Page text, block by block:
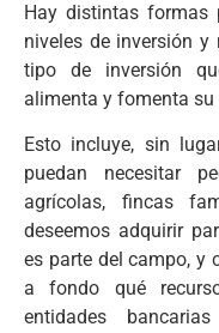
Hay distintas formas
niveles de inversión
tipo de inversión
alimenta y fomenta
Esto incluye, sin
puedan necesitar
agrícolas, fincas
deseemos adquirir
es parte del campo, y
a fondo qué
entidades